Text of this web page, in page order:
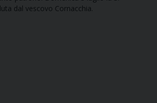
dal vescovo Cornacchia.